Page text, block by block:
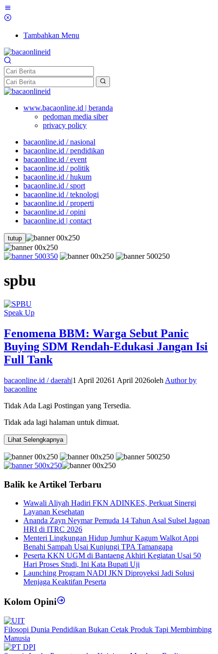
Tambahkan Menu
www.bacaonline.id | beranda
pedoman media siber
privacy policy
bacaonline.id / nasional
bacaonline.id / pendidikan
bacaonline.id / event
bacaonline.id / politik
bacaonline.id / hukum
bacaonline.id / sport
bacaonline.id / teknologi
bacaonline.id / properti
bacaonline.id / opini
bacaonline.id | contact
tutup
spbu
Speak Up
Fenomena BBM: Warga Sebut Panic
Buying SDM Rendah-Edukasi Jangan Isi
Full Tank
bacaonline.id / daerah|1 April 20261 April 2026oleh Author by
bacaonline
Tidak Ada Lagi Postingan yang Tersedia.
Tidak ada lagi halaman untuk dimuat.
Lihat Selengkapnya
Balik ke Artikel Terbaru
Wawali Aliyah Hadiri FKN ADINKES, Perkuat Sinergi
Layanan Kesehatan
Ananda Zayn Neymar Pemuda 14 Tahun Asal Sulsel Jagoan
HRI di ITRC 2026
Menteri Lingkungan Hidup Jumhur Kagum Walkot Appi
Benahi Sampah Usai Kunjungi TPA Tamangapa
Peserta KKN UGM di Bantaeng Akhiri Kegiatan Usai 50
Hari Proses Studi, Ini Kata Bupati Uji
Launching Program NADI JKN Diproyeksi Jadi Solusi
Menjaga Keaktifan Peserta
Kolom Opini
Filosopi Dunia Pendidikan Bukan Cetak Produk Tapi Membimbing
Manusia